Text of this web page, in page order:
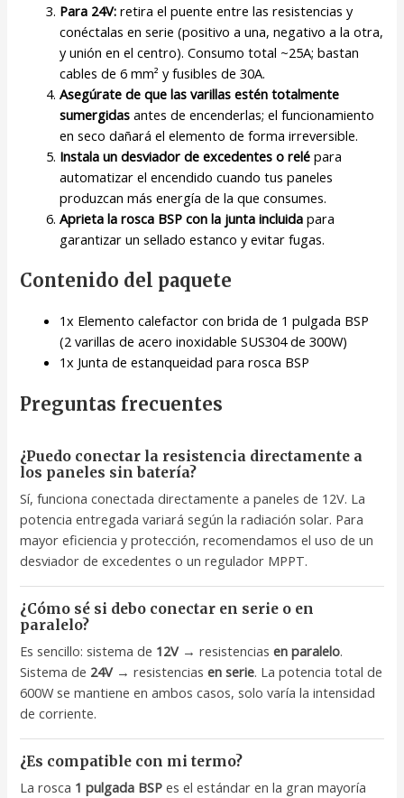
Para 24V: retira el puente entre las resistencias y
conéctalas en serie (positivo a una, negativo a la otra,
y unión en el centro). Consumo total ~25A; bastan
cables de 6 mm² y fusibles de 30A.
Asegúrate de que las varillas estén totalmente
sumergidas antes de encenderlas; el funcionamiento
en seco dañará el elemento de forma irreversible.
Instala un desviador de excedentes o relé para
automatizar el encendido cuando tus paneles
produzcan más energía de la que consumes.
Aprieta la rosca BSP con la junta incluida para
garantizar un sellado estanco y evitar fugas.
Contenido del paquete
1x Elemento calefactor con brida de 1 pulgada BSP
(2 varillas de acero inoxidable SUS304 de 300W)
1x Junta de estanqueidad para rosca BSP
Preguntas frecuentes
¿Puedo conectar la resistencia directamente a
los paneles sin batería?
Sí, funciona conectada directamente a paneles de 12V. La
potencia entregada variará según la radiación solar. Para
mayor eficiencia y protección, recomendamos el uso de un
desviador de excedentes o un regulador MPPT.
¿Cómo sé si debo conectar en serie o en
paralelo?
Es sencillo: sistema de 12V→ resistenciasen paralelo.
Sistema de 24V→ resistenciasen serie. La potencia total de
600W se mantiene en ambos casos, solo varía la intensidad
de corriente.
¿Es compatible con mi termo?
La rosca 1 pulgada BSP es el estándar en la gran mayoría